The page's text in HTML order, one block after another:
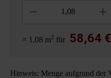
= 1,08 m2 für 58,64
Hinweis: Menge aufgrund der